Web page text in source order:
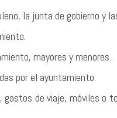
la junta de gobierno y
mayores y menores.
por el ayuntamiento.
de viaje, móviles o